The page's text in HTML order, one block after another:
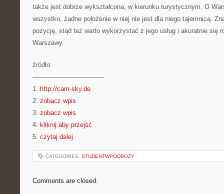
także jest dobrze wykształcona, w kierunku turystycznym. O
wszystko, żadne położenie w niej nie jest dla niego tajemnicą.
pozycję, stąd też warto wykorzystać z jego usług i akuratnie się
Warszawy.
źródło:
———————————
1. http://cam-sky.de
2. zobacz wpis
3. zobacz wpis
4. kliknij aby przejść
5. czytaj dalej
CATEGORIES: STUDENTWPODROZY
Comments are closed.